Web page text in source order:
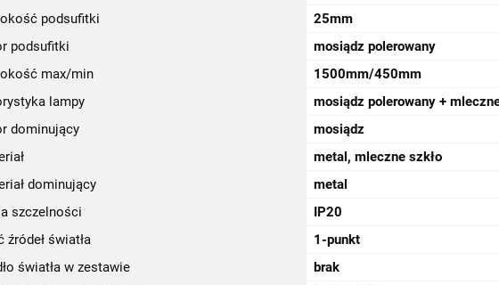
podsufitki
25mm
podsufitki
mosiądz polerowany
max/min
1500mm/450mm
lampy
mosiądz polerowany +
dominujący
mosiądz
metal, mleczne szkło
dominujący
metal
szczelności
IP20
źródeł światła
1-punkt
światła w zestawie
brak